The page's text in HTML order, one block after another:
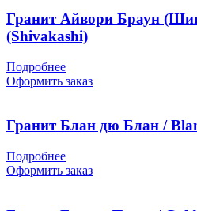
Гранит Айвори Браун
(Shivakashi)
Подробнее
Оформить заказ
Гранит Блан дю Блан /
Подробнее
Оформить заказ